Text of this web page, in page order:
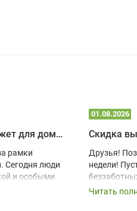
Почему проектор – лучший гаджет для домика в глэмпинге
рамки
Сегодня люди
и особыми
01.08.2026
Скидка
Друзья!
недели!
Читать